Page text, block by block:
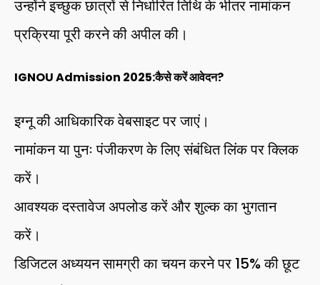
उन्होंने इच्छुक छात्रों से निर्धारित तिथि के भीतर नामांकन
प्रक्रिया पूरी करने की अपील की।
IGNOU Admission 2025:कैसे करें आवेदन?
इग्नू की आधिकारिक वेबसाइट पर जाएं।
नामांकन या पुनः पंजीकरण के लिए संबंधित लिंक पर क्लिक
करें।
आवश्यक दस्तावेज अपलोड करें और शुल्क का भुगतान
करें।
डिजिटल अध्ययन सामग्री का चयन करने पर 15% की छूट